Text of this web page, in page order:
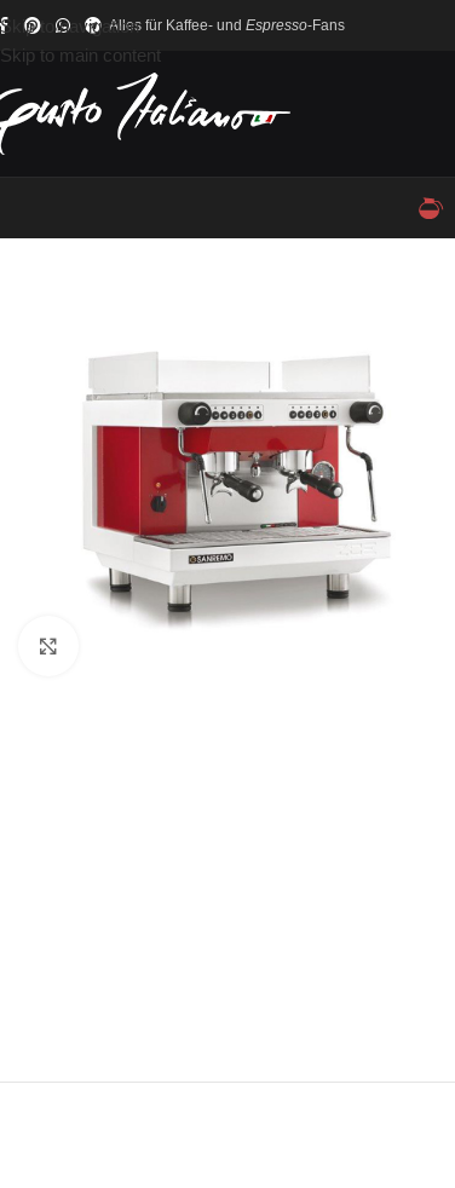
Skip to navigation
Skip to main content
Alles für Kaffee- und Espresso-Fans